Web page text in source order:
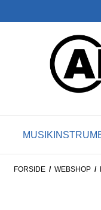
FORSIDE / WEBSHOP /